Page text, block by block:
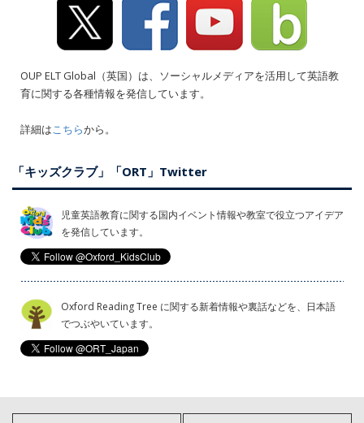
OUP ELT Global（英国）は、ソーシャルメディアを活用して英語教
育に関する各種情報を発信しています。
詳細はこちらから。
「キッズクラブ」「ORT」Twitter
児童英語教育に関する国内イベント情報や教室で役立つアイデア
を発信しています。
Oxford Reading Tree に関する新着情報や裏話などを、日本語
でつぶやいています。